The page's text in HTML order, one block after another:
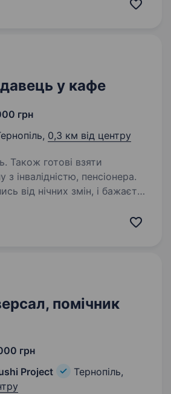
у кафе
грн
0,3 км від центру
Також готові взяти
з інвалідністю, пенсіонера.
від нічних змін, і бажаєте
вакансія!
помічник
грн
Project
Тернопіль,